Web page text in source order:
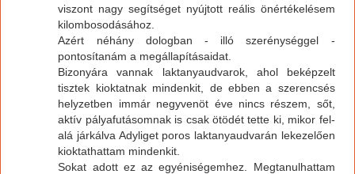
viszont nagy segítséget nyújtott reális önértékelésem
kilombosodásához.
Azért néhány dologban - illó szerénységgel -
pontosítanám a megállapításaidat.
Bizonyára vannak laktanyaudvarok, ahol beképzelt
tisztek kioktatnak mindenkit, de ebben a szerencsés
helyzetben immár negyvenöt éve nincs részem, sőt,
aktív pályafutásomnak is csak ötödét tette ki, mikor fel-
alá járkálva Adyliget poros laktanyaudvarán lekezelően
kioktathattam mindenkit.
Sokat adott ez az egyéniségemhez. Megtanulhattam